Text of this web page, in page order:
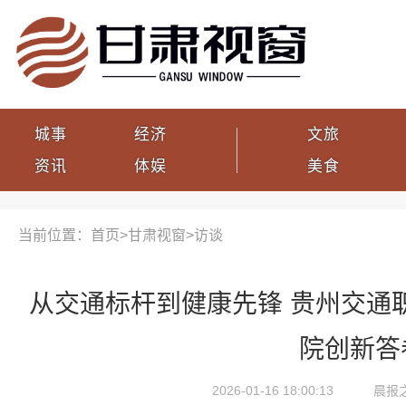
城事
资讯
经济
体娱
文旅
美食
当前位置：首页>甘肃视窗>访谈
从交通标杆到健康先锋 贵州交通
院创新
2026-01-16 18:00:13 晨报